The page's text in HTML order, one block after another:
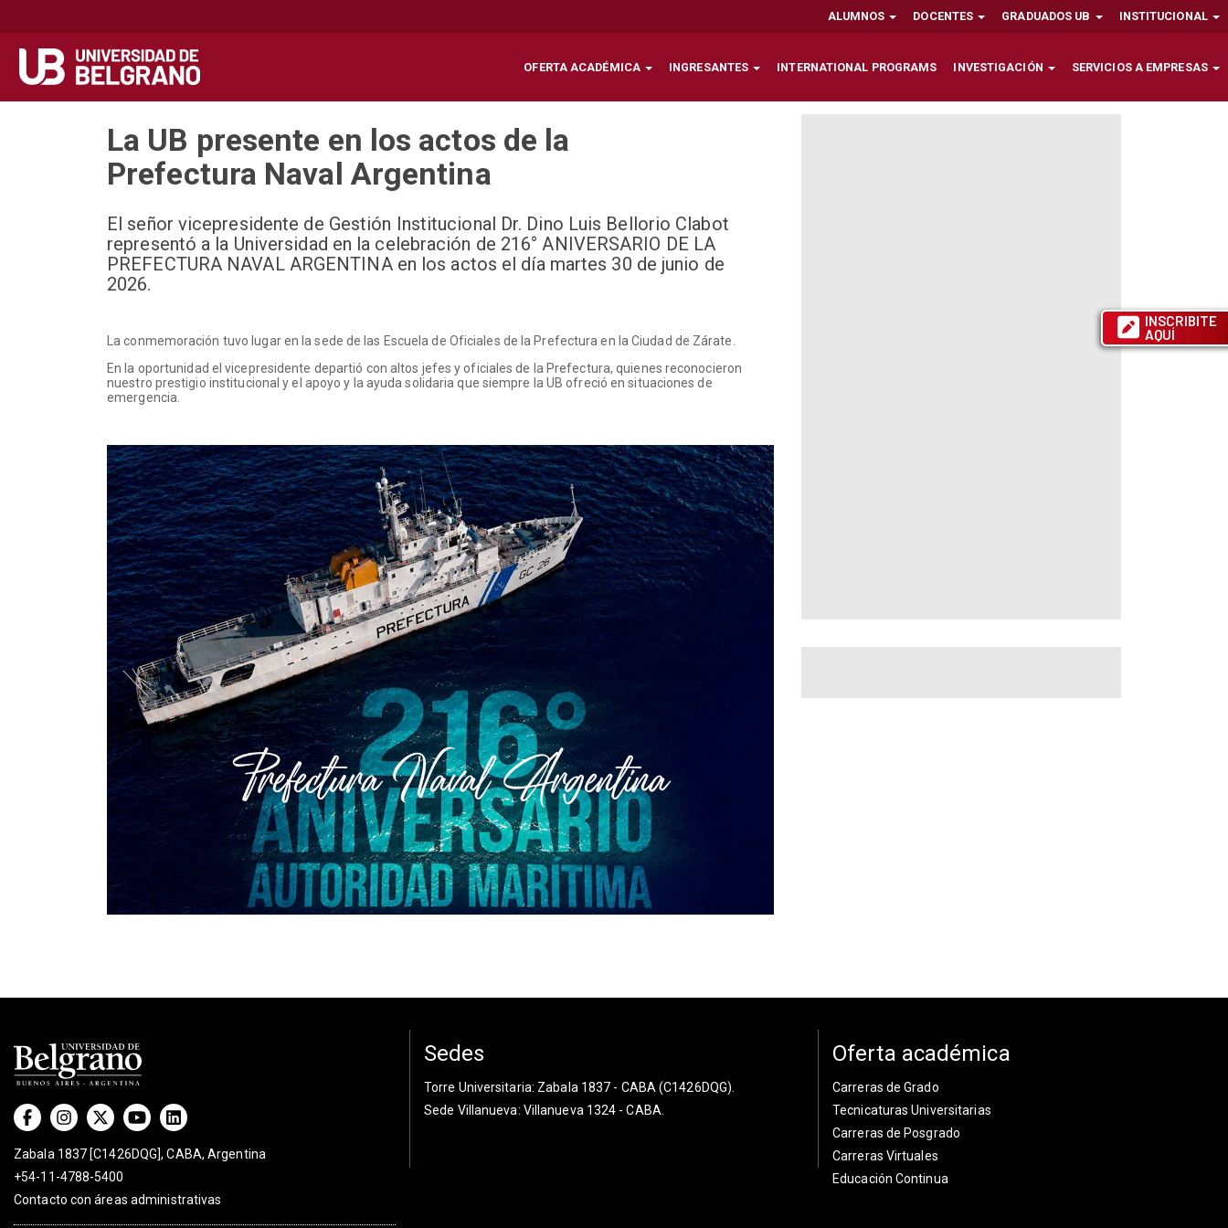
Secondary
navigation
ALUMNOS DOCENTES GRADUADOS UB INSTITUCIONAL
Navegación principal OFERTA ACADÉMICA INGRESANTES INTERNATIONAL PROGRAMS INVESTIGACIÓN SERVICIOS A EMPRESAS
La UB presente en los actos de la
Prefectura Naval Argentina
El señor vicepresidente de Gestión Institucional Dr. Dino Luis Bellorio Clabot
representó a la Universidad en la celebración de 216° ANIVERSARIO DE LA
PREFECTURA NAVAL ARGENTINA en los actos el día martes 30 de junio de
2026.
La conmemoración tuvo lugar en la sede de las Escuela de Oficiales de la Prefectura en la Ciudad de Zárate.
En la oportunidad el vicepresidente departió con altos jefes y oficiales de la Prefectura, quienes reconocieron
nuestro prestigio institucional y el apoyo y la ayuda solidaria que siempre la UB ofreció en situaciones de
emergencia.
INSCRIBITE
AQUÍ
Zabala 1837 [C1426DQG], CABA, Argentina
+54-11-4788-5400
Contacto con áreas administrativas
Sedes
Torre Universitaria: Zabala 1837 - CABA (C1426DQG).
Sede Villanueva: Villanueva 1324 - CABA.
Oferta académica
Carreras de Grado
Tecnicaturas Universitarias
Carreras de Posgrado
Carreras Virtuales
Educación Continua